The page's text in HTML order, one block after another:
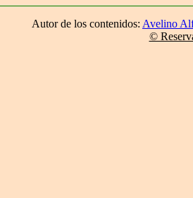
Autor de los contenidos: Avelino
©